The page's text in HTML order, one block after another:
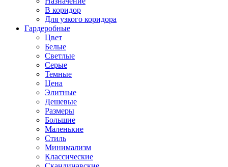
В коридор
Для узкого коридора
Гардеробные
Цвет
Белые
Светлые
Серые
Темные
Цена
Элитные
Дешевые
Размеры
Большие
Маленькие
Стиль
Минимализм
Классические